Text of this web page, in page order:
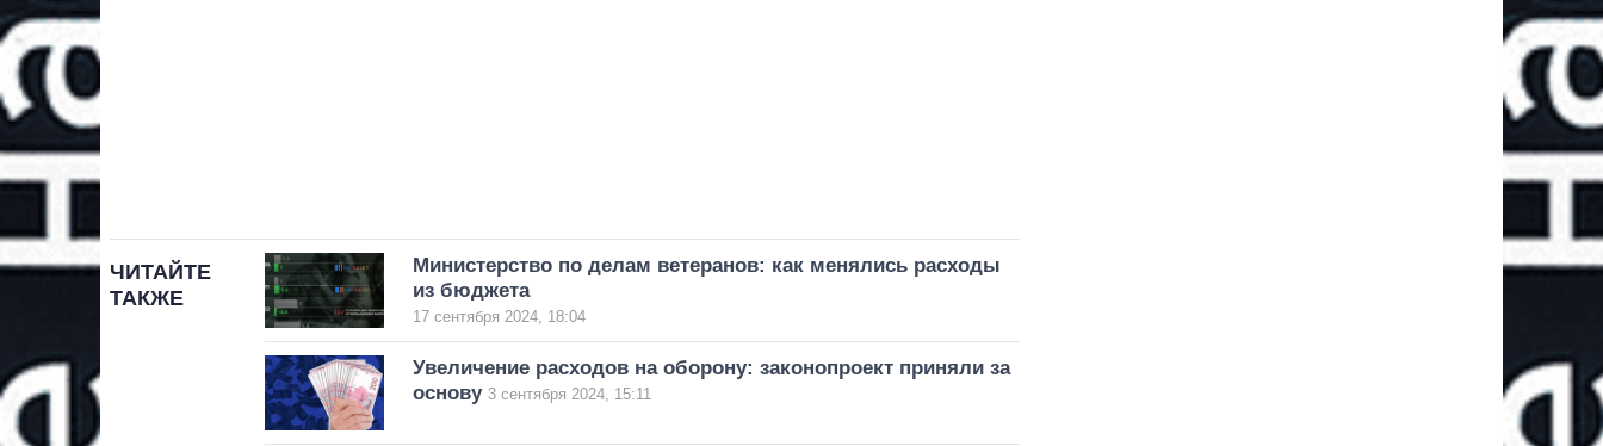
ЧИТАЙТЕ
ТАКЖЕ
Министерство по делам ветеранов: как менялись расходы
из бюджета
17 сентября 2024, 18:04
Увеличение расходов на оборону: законопроект приняли за
основу 3 сентября 2024, 15:11